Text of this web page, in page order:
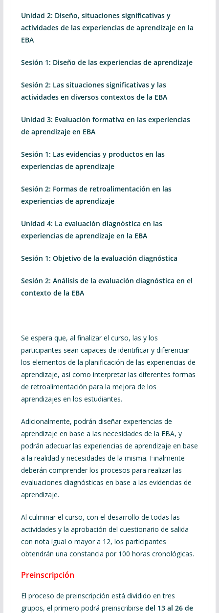
Unidad 2: Diseño, situaciones significativas y
actividades de las experiencias de aprendizaje en la
EBA
Sesión 1: Diseño de las experiencias de aprendizaje
Sesión 2: Las situaciones significativas y las
actividades en diversos contextos de la EBA
Unidad 3: Evaluación formativa en las experiencias
de aprendizaje en EBA
Sesión 1: Las evidencias y productos en las
experiencias de aprendizaje
Sesión 2: Formas de retroalimentación en las
experiencias de aprendizaje
Unidad 4: La evaluación diagnóstica en las
experiencias de aprendizaje en la EBA
Sesión 1: Objetivo de la evaluación diagnóstica
Sesión 2: Análisis de la evaluación diagnóstica en el
contexto de la EBA
Se espera que, al finalizar el curso, las y los
participantes sean capaces de identificar y diferenciar
los elementos de la planificación de las experiencias de
aprendizaje, así como interpretar las diferentes formas
de retroalimentación para la mejora de los
aprendizajes en los estudiantes.
Adicionalmente, podrán diseñar experiencias de
aprendizaje en base a las necesidades de la EBA, y
podrán adecuar las experiencias de aprendizaje en base
a la realidad y necesidades de la misma. Finalmente
deberán comprender los procesos para realizar las
evaluaciones diagnósticas en base a las evidencias de
aprendizaje.
Al culminar el curso, con el desarrollo de todas las
actividades y la aprobación del cuestionario de salida
con nota igual o mayor a 12, los participantes
obtendrán una constancia por 100 horas cronológicas.
Preinscripción
El proceso de preinscripción está dividido en tres
grupos, el primero podrá preinscribirse del 13 al 26 de